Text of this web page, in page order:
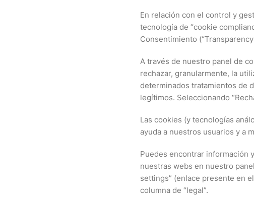
En relación con el control y
tecnología de “cookie
Consentimiento
A través de nuestro panel de
rechazar, granularmente, la
determinados tratamientos de
legítimos. Seleccionando
Las cookies (y tecnologías
ayuda a nuestros usuarios y a
Puedes encontrar información
nuestras webs en nuestro
settings” (enlace presente en
columna de “legal”.